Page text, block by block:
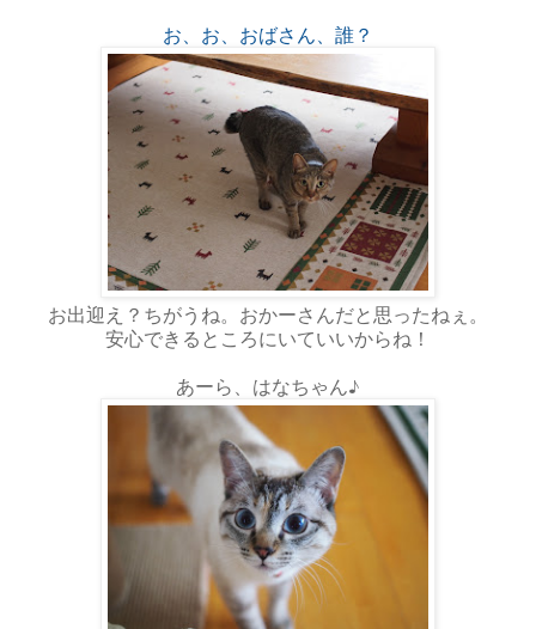
お、お、おばさん、誰？
お出迎え？ちがうね。おかーさんだと思ったねぇ。
安心できるところにいていいからね！
あーら、はなちゃん♪